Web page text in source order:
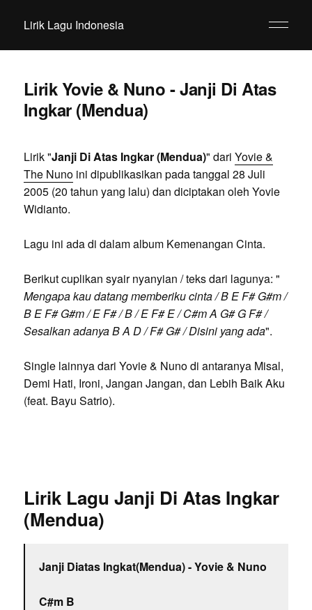
Lirik Lagu Indonesia
Lirik Yovie & Nuno - Janji Di Atas
Ingkar (Mendua)
Lirik "Janji Di Atas Ingkar (Mendua)" dari Yovie &
The Nunoini dipublikasikan pada tanggal 28 Juli
2005 (20 tahun yang lalu) dan diciptakan oleh Yovie
Widianto.
Lagu ini ada di dalam album Kemenangan Cinta.
Berikut cuplikan syair nyanyian / teks dari lagunya: "
Mengapa kau datang memberiku cinta / B E F# G#m /
B E F# G#m / E F# / B / E F# E / C#m A G# G F# /
Sesalkan adanya B A D / F# G# / Disini yang ada".
Single lainnya dari Yovie & Nuno di antaranya Misal,
Demi Hati, Ironi, Jangan Jangan, dan Lebih Baik Aku
(feat. Bayu Satrio).
Lirik Lagu Janji Di Atas Ingkar
(Mendua)
Janji Diatas Ingkat(Mendua) - Yovie & Nuno
C#m B